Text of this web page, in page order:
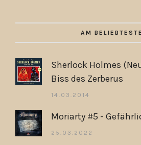
AM
Sherlock Holmes
Biss des Zerberus
14.03.2014
Moriarty #5 -
25.03.2022